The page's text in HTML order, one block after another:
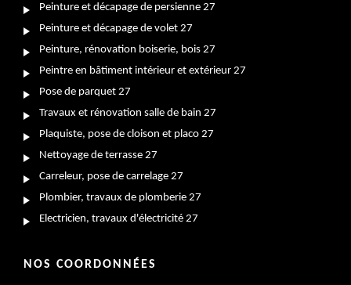
Peinture et décapage de persienne 27
Peinture et décapage de volet 27
Peinture, rénovation boiserie, bois 27
Peintre en bâtiment intérieur et extérieur 27
Pose de parquet 27
Travaux et rénovation salle de bain 27
Plaquiste, pose de cloison et placo 27
Nettoyage de terrasse 27
Carreleur, pose de carrelage 27
Plombier, travaux de plomberie 27
Electricien, travaux d'électricité 27
NOS COORDONNÉES